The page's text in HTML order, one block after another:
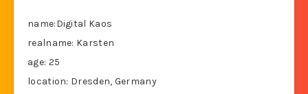
name:Digital Kaos
realname: Karsten
age: 25
location: Dresden, Germany